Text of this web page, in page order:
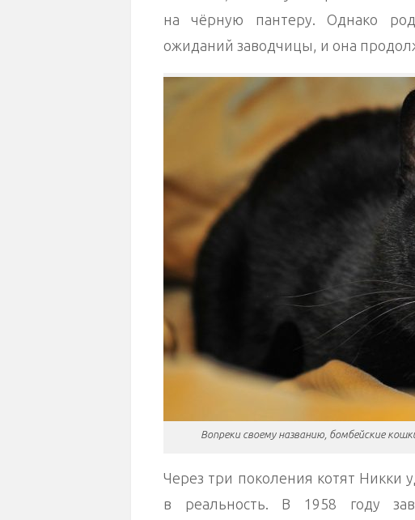
на чёрную пантеру. Однако
ожиданий заводчицы, и она
Вопреки своему названию, бомбейские
Через три поколения котят Никки
в реальность. В 1958 году